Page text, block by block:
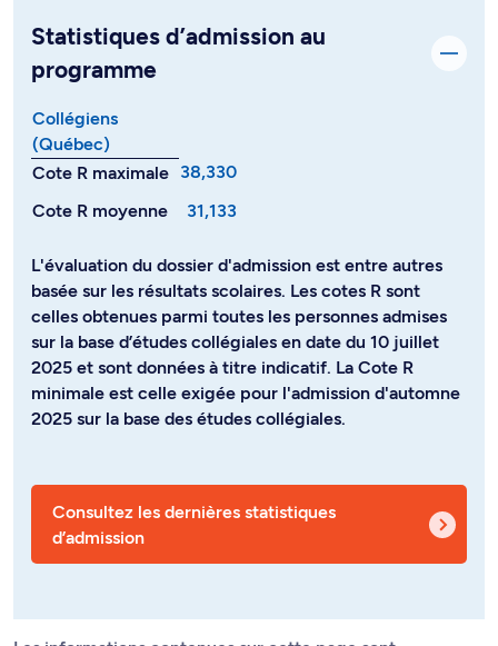
Statistiques d’admission au
programme
Collégiens
(Québec)
Cote R maximale 38,330
Cote R moyenne
31,133
L'évaluation du dossier d'admission est entre autres
basée sur les résultats scolaires. Les cotes R sont
celles obtenues parmi toutes les personnes admises
sur la base d’études collégiales en date du 10 juillet
2025 et sont données à titre indicatif. La Cote R
minimale est celle exigée pour l'admission d'automne
2025 sur la base des études collégiales.
Consultez les dernières statistiques
d’admission